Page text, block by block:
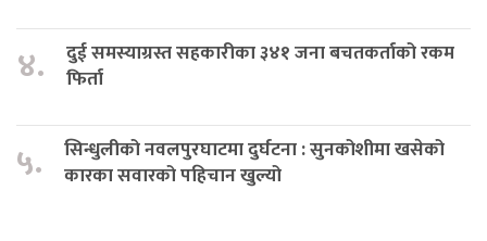
४.
दुई समस्याग्रस्त सहकारीका ३४१ जना बचतकर्ताको रकम
फिर्ता
५.
सिन्धुलीको नवलपुरघाटमा दुर्घटना : सुनकोशीमा खसेको
कारका सवारको पहिचान खुल्यो